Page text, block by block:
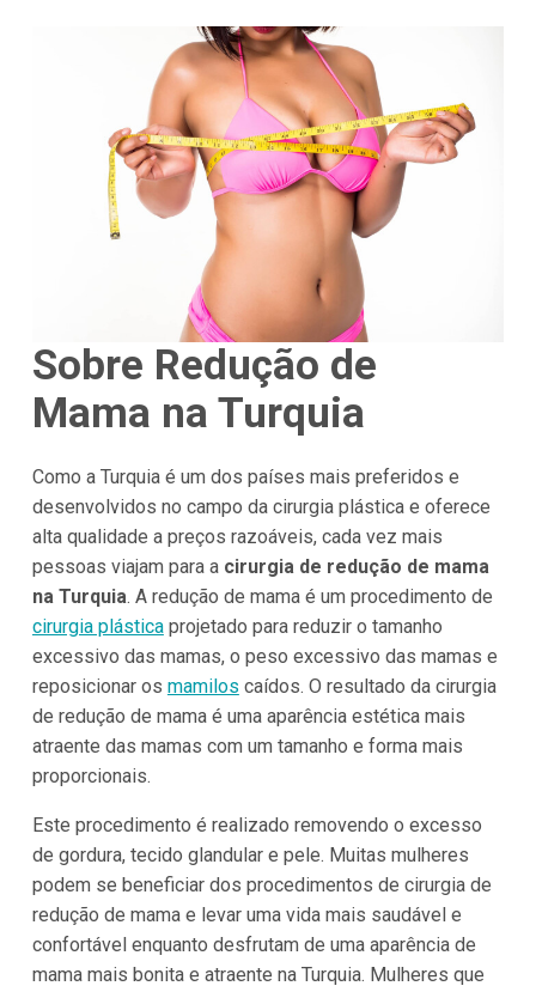
Sobre Redução de
Mama na Turquia
Como a Turquia é um dos países mais preferidos e
desenvolvidos no campo da cirurgia plástica e oferece
alta qualidade a preços razoáveis, cada vez mais
pessoas viajam para a cirurgia de redução de mama
na Turquia. A redução de mama é um procedimento de
cirurgia plásticaprojetado para reduzir o tamanho
excessivo das mamas, o peso excessivo das mamas e
reposicionar os mamilos caídos. O resultado da cirurgia
de redução de mama é uma aparência estética mais
atraente das mamas com um tamanho e forma mais
proporcionais.
Este procedimento é realizado removendo o excesso
de gordura, tecido glandular e pele. Muitas mulheres
podem se beneficiar dos procedimentos de cirurgia de
redução de mama e levar uma vida mais saudável e
confortável enquanto desfrutam de uma aparência de
mama mais bonita e atraente na Turquia. Mulheres que